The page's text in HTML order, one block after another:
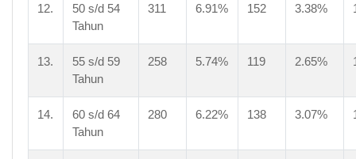
12.
50 s/d 54
Tahun
311 6.91% 152 3.38%
13.
55 s/d 59
Tahun
258 5.74% 119 2.65%
14.
60 s/d 64
Tahun
280 6.22% 138 3.07%